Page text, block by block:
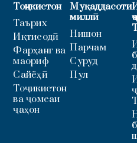
Тоҷикистон
Таърих
Иқтисодӣ
Фарҳанг ва
маориф
Сайёҳӣ
Тоҷикистон
ва ҷомеаи
ҷаҳон
Муқаддасоти
миллӣ
Нишон
Парчам
Суруд
Пул